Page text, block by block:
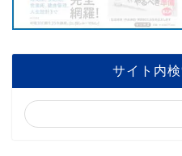
サイト内